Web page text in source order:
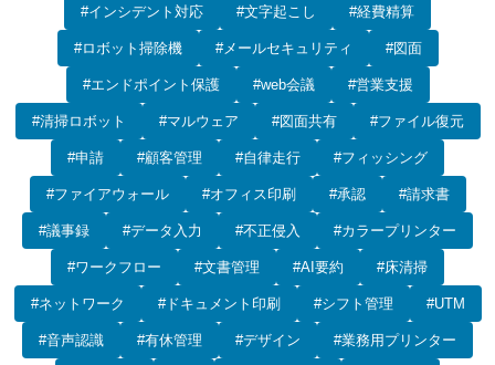
#インシデント対応 #文字起こし #経費精算
#ロボット掃除機 #メールセキュリティ #図面
#エンドポイント保護 #web会議 #営業支援
#清掃ロボット #マルウェア #図面共有 #ファイル復元
#申請 #顧客管理 #自律走行 #フィッシング
#ファイアウォール #オフィス印刷 #承認 #請求書
#議事録 #データ入力 #不正侵入 #カラープリンター
#ワークフロー #文書管理 #AI要約 #床清掃
#ネットワーク #ドキュメント印刷 #シフト管理 #UTM
#音声認識 #有休管理 #デザイン #業務用プリンター